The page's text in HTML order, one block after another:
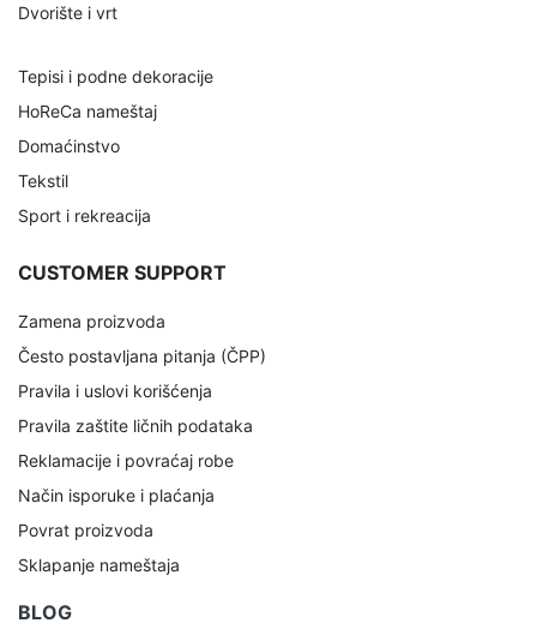
Dvorište i vrt
Tepisi i podne dekoracije
HoReCa nameštaj
Domaćinstvo
Tekstil
Sport i rekreacija
CUSTOMER SUPPORT
Zamena proizvoda
Često postavljana pitanja (ČPP)
Pravila i uslovi korišćenja
Pravila zaštite ličnih podataka
Reklamacije i povraćaj robe
Način isporuke i plaćanja
Povrat proizvoda
Sklapanje nameštaja
BLOG